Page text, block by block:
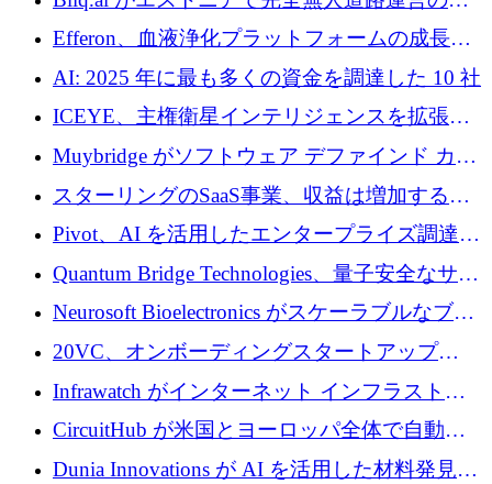
認を獲得
Efferon、血液浄化プラットフォームの成長に
250万ユーロを確保
AI: 2025 年に最も多くの資金を調達した 10 社
ICEYE、主権衛星インテリジェンスを拡張す
るために 3 億ユーロの信用枠を確保
Muybridge がソフトウェア デファインド カメ
ラ テクノロジーを拡張するためにシリーズ A
で 1,600 万ドルを調達
スターリングのSaaS事業、収益は増加するも
グループ利益は減少
Pivot、AI を活用したエンタープライズ調達プ
ラットフォームを拡大するために 4,000 万ド
ルを調達
Quantum Bridge Technologies、量子安全なサイ
バーセキュリティ インフラストラクチャの拡
Neurosoft Bioelectronics がスケーラブルなブレ
イン コンピューター インターフェイスのため
に 750 万ドルを調達
20VC、オンボーディングスタートアップ
Prelude へのシリーズ A 投資で 2,000 万ドルを
Infrawatch がインターネット インフラストラ
クチャ インテリジェンス向けに 300 万ドルの
プレシードを確保
CircuitHub が米国とヨーロッパ全体で自動電
子機器製造を拡大するために 2,800 万ドルを
Dunia Innovations が AI を活用した材料発見を